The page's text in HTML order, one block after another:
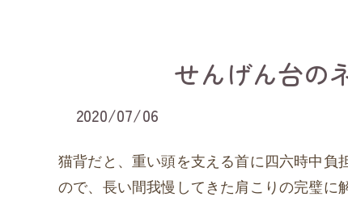
せんげん台の
2020/07/06
猫背だと、重い頭を支える首に四六時中負
ので、長い間我慢してきた肩こりの完璧に